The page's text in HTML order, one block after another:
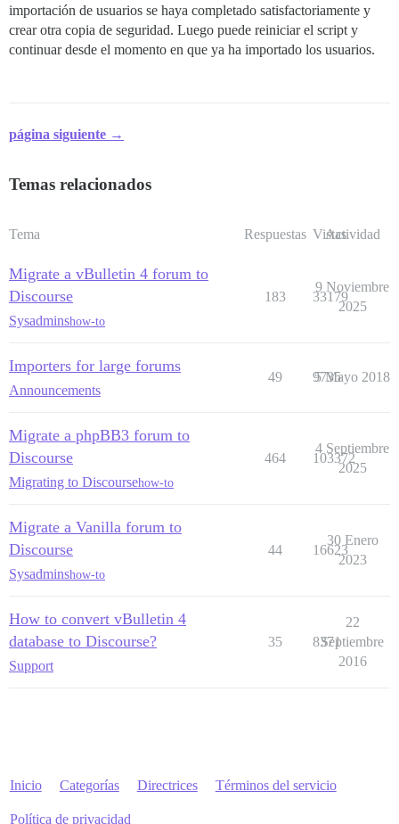
importación de usuarios se haya completado satisfactoriamente y
crear otra copia de seguridad. Luego puede reiniciar el script y
continuar desde el momento en que ya ha importado los usuarios.
página siguiente →
Temas relacionados
Tema Respuestas Vistas
Actividad
Migrate a vBulletin 4 forum to
Discourse
Sysadminshow-to
183 33179
9 Noviembre
2025
Importers for large forums
Announcements
49 9735
5 Mayo 2018
Migrate a phpBB3 forum to
Discourse
Migrating to Discoursehow-to
464 103372
4 Septiembre
2025
Migrate a Vanilla forum to
Discourse
Sysadminshow-to
44 16623
30 Enero
2023
How to convert vBulletin 4
database to Discourse?
Support
35 8371
22
Septiembre
2016
Inicio Categorías Directrices Términos del servicio
Política de privacidad